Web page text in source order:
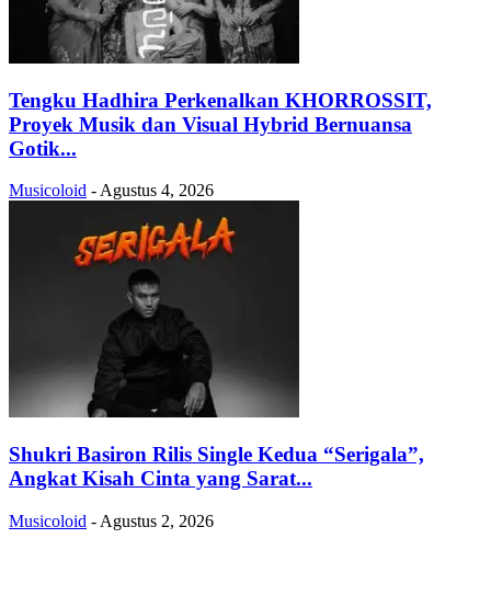
Tengku Hadhira Perkenalkan KHORROSSIT,
Proyek Musik dan Visual Hybrid Bernuansa
Gotik...
Musicoloid - Agustus 4, 2026
Shukri Basiron Rilis Single Kedua “Serigala”,
Angkat Kisah Cinta yang Sarat...
Musicoloid - Agustus 2, 2026